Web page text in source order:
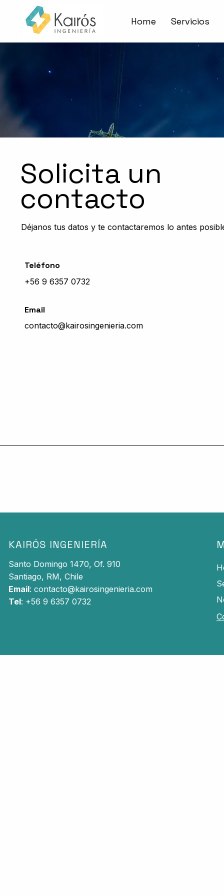
Home Servicios
Solicita un
contacto
Déjanos tus datos y te contactaremos lo antes
Teléfono
+56 9 6357 0732
Email
contacto@kairosingenieria.com
KAIRÓS INGENIERÍA
Santo Domingo 1470, Of. 910
Santiago, RM, Chile
Email: contacto@kairosingenieria.com
Tel: +56 9 6357 0732